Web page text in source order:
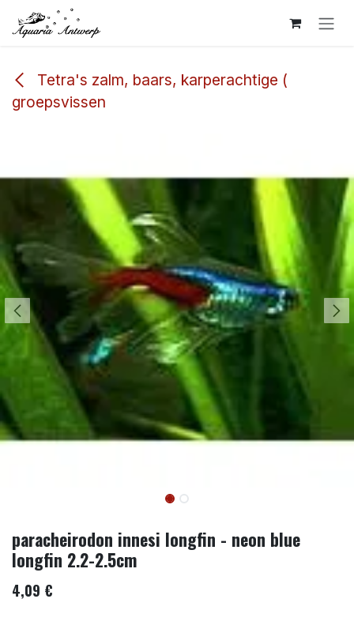
Overslaan naar inhoud
Tetra's zalm, baars, karperachtige (
groepsvissen
paracheirodon innesi longfin - neon blue
longfin 2.2-2.5cm
4,09 €